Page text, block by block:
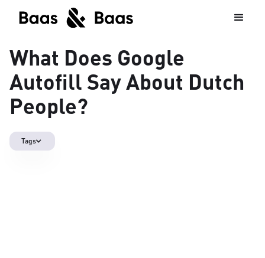
What Does Google
Autofill Say About Dutch
People?
Tags